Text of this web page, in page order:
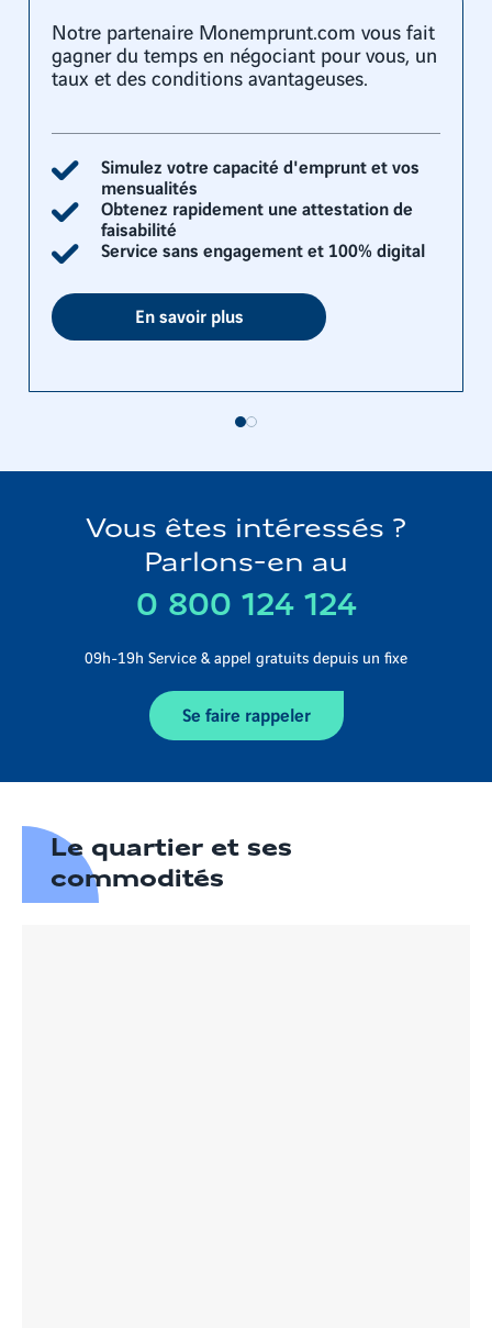
Notre partenaire Monemprunt.com vous fait
gagner du temps en négociant pour vous, un
taux et des conditions avantageuses.
Simulez votre capacité d'emprunt et vos
mensualités
Obtenez rapidement une attestation de
faisabilité
Service sans engagement et 100% digital
En savoir plus
Vous êtes intéressés ?
Parlons-en au
0 800 124 124
09h-19h Service & appel gratuits depuis un fixe
Se faire rappeler
Le quartier et ses
commodités